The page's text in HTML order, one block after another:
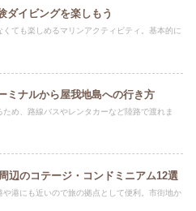
ダイビングを楽しもう
ても楽しめるマリンアクティビティ。基本的に
ミナルから屋我地島への行き方
め、路線バスやレンタカーなど陸路で渡れま
辺のコテージ・コンドミニアム12選
港にも近いので旅の拠点として便利。市街地か